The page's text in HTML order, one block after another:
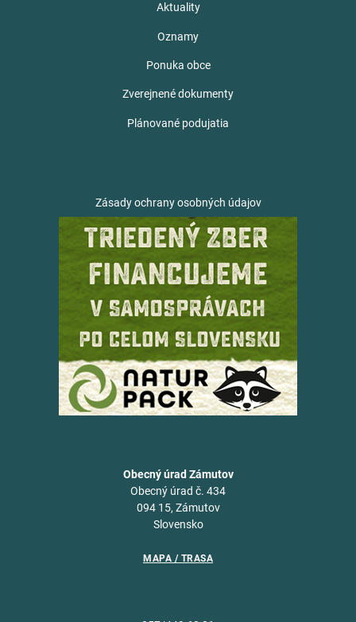
Aktuality
Oznamy
Ponuka obce
Zverejnené dokumenty
Plánované podujatia
Zásady ochrany osobných údajov
Obecný úrad Zámutov
Obecný úrad č. 434
094 15, Zámutov
Slovensko
MAPA / TRASA